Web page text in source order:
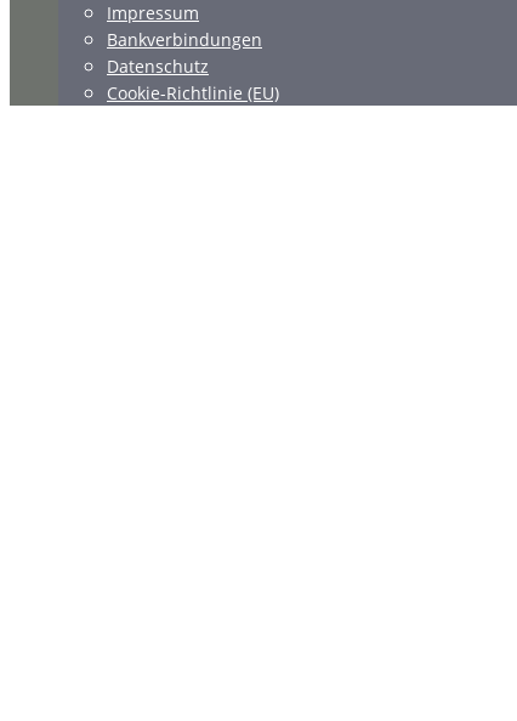
Impressum
Bankverbindungen
Datenschutz
Cookie-Richtlinie (EU)